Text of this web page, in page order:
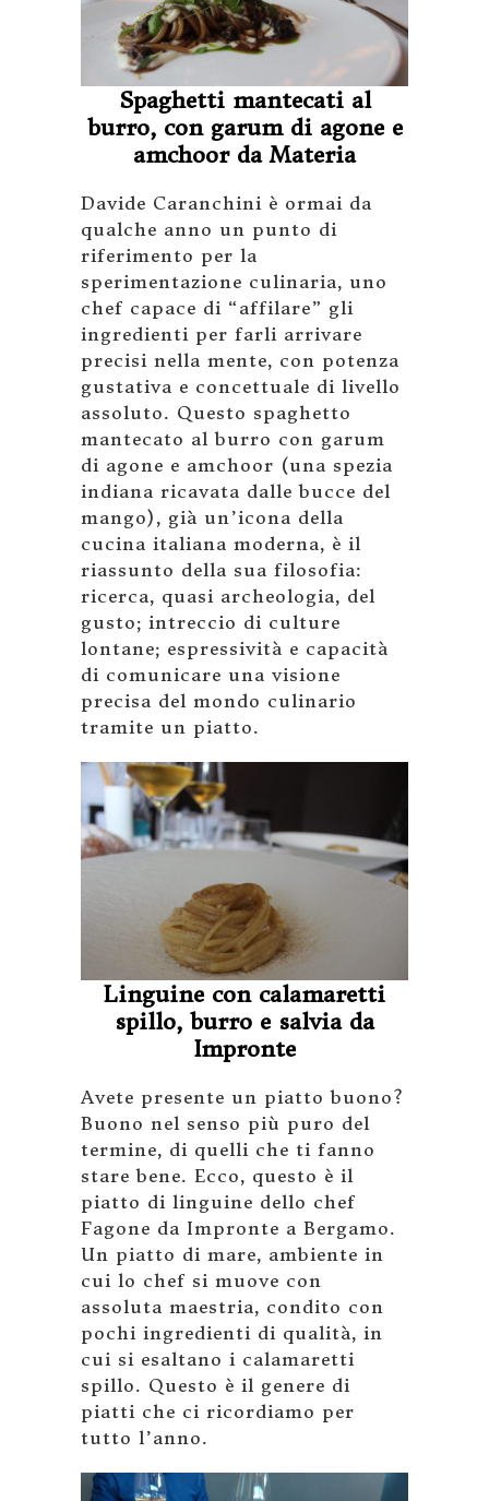
Spaghetti mantecati al
burro, con garum di agone e
amchoor da Materia
Davide Caranchini è ormai da
qualche anno un punto di
riferimento per la
sperimentazione culinaria, uno
chef capace di “affilare” gli
ingredienti per farli arrivare
precisi nella mente, con potenza
gustativa e concettuale di livello
assoluto. Questo spaghetto
mantecato al burro con garum
di agone e amchoor (una spezia
indiana ricavata dalle bucce del
mango), già un’icona della
cucina italiana moderna, è il
riassunto della sua filosofia:
ricerca, quasi archeologia, del
gusto; intreccio di culture
lontane; espressività e capacità
di comunicare una visione
precisa del mondo culinario
tramite un piatto.
Linguine con calamaretti
spillo, burro e salvia da
Impronte
Avete presente un piatto buono?
Buono nel senso più puro del
termine, di quelli che ti fanno
stare bene. Ecco, questo è il
piatto di linguine dello chef
Fagone da Impronte a Bergamo.
Un piatto di mare, ambiente in
cui lo chef si muove con
assoluta maestria, condito con
pochi ingredienti di qualità, in
cui si esaltano i calamaretti
spillo. Questo è il genere di
piatti che ci ricordiamo per
tutto l’anno.